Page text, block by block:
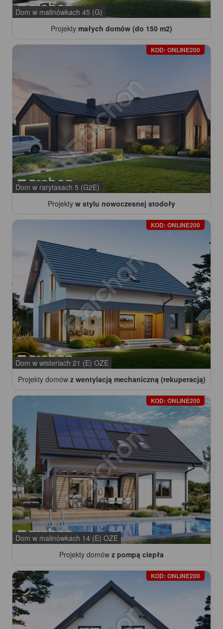
Dom w malinówkach 45 (G)
Projekty małych domów (do 150 m2)
KOD: ONLINE200
Dom w rarytasach 5 (G2E)
Projekty w stylu nowoczesnej stodoły
KOD: ONLINE200
Dom w wisteriach 21 (E) OZE
Projekty domów z wentylacją mechaniczną (rekuperacją)
KOD: ONLINE200
Dom w malinówkach 14 (E) OZE
Projekty domów z pompą ciepła
KOD: ONLINE200